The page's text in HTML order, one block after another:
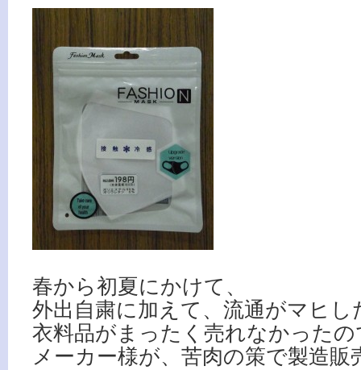
春から初夏にかけて、
外出自粛に加えて、流通がマヒし
衣料品がまったく売れなかったの
メーカー様が、苦肉の策で製造